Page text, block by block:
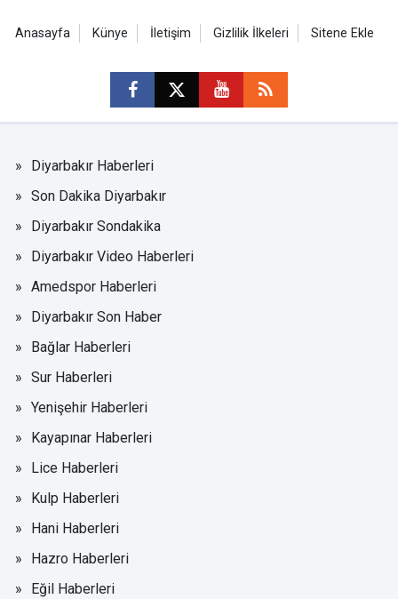
Anasayfa Künye İletişim Gizlilik İlkeleri Sitene Ekle
Diyarbakır Haberleri
Son Dakika Diyarbakır
Diyarbakır Sondakika
Diyarbakır Video Haberleri
Amedspor Haberleri
Diyarbakır Son Haber
Bağlar Haberleri
Sur Haberleri
Yenişehir Haberleri
Kayapınar Haberleri
Lice Haberleri
Kulp Haberleri
Hani Haberleri
Hazro Haberleri
Eğil Haberleri